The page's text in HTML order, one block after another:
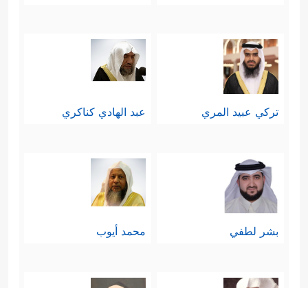
تركي عبيد المري عبد الهادي كناكري
بشر لطفي محمد أيوب